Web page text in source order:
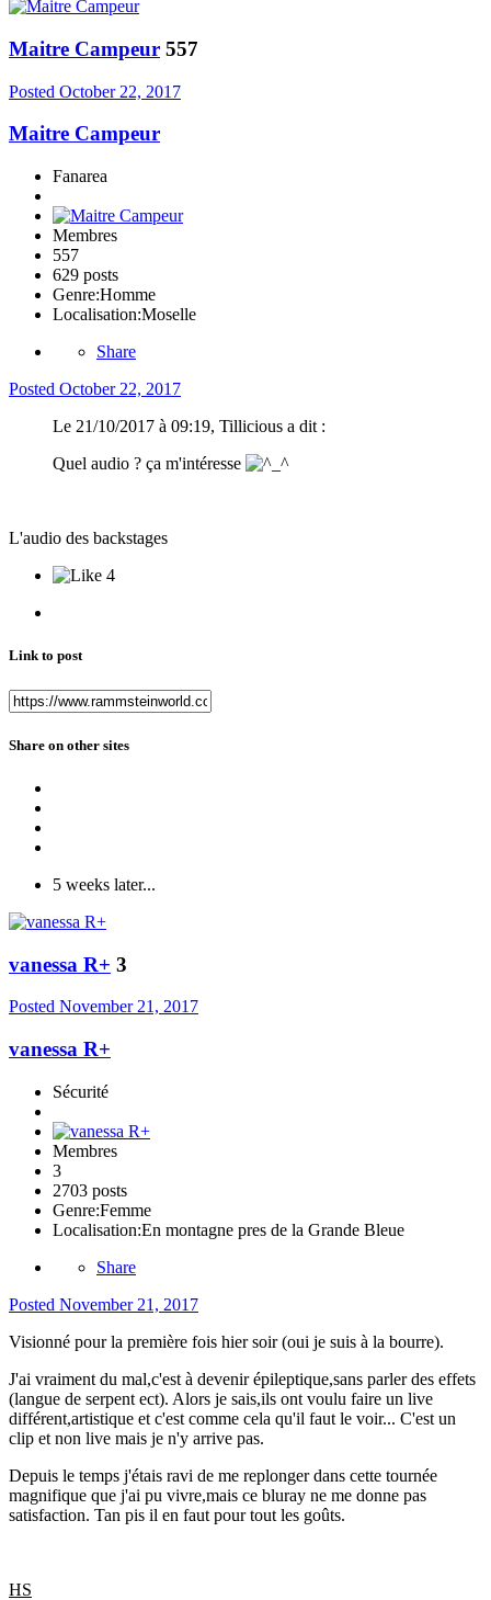
Maitre Campeur 557
Posted October 22, 2017
Maitre Campeur
Fanarea
Membres
557
629 posts
Genre:Homme
Localisation:Moselle
Share
Posted October 22, 2017
Le 21/10/2017 à 09:19, Tillicious a dit :
Quel audio ? ça m'intéresse
L'audio des backstages
4
Link to post
Share on other sites
5 weeks later...
vanessa R+ 3
Posted November 21, 2017
vanessa R+
Sécurité
Membres
3
2703 posts
Genre:Femme
Localisation:En montagne pres de la Grande Bleue
Share
Posted November 21, 2017
Visionné pour la première fois hier soir (oui je suis à la bourre).
J'ai vraiment du mal,c'est à devenir épileptique,sans parler des effets
(langue de serpent ect). Alors je sais,ils ont voulu faire un live
différent,artistique et c'est comme cela qu'il faut le voir... C'est un
clip et non live mais je n'y arrive pas.
Depuis le temps j'étais ravi de me replonger dans cette tournée
magnifique que j'ai pu vivre,mais ce bluray ne me donne pas
satisfaction. Tan pis il en faut pour tout les goûts.
HS